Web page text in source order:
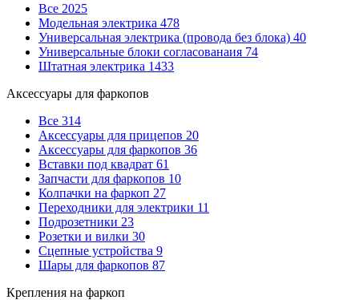
Все 2025
Модельная электрика 478
Универсальная электрика (провода без блока) 40
Универсальные блоки согласованаия 74
Штатная электрика 1433
Аксессуары для фаркопов
Все 314
Аксессуары для прицепов 20
Аксессуары для фаркопов 36
Вставки под квадрат 61
Запчасти для фаркопов 10
Колпачки на фаркоп 27
Переходники для электрики 11
Подрозетники 23
Розетки и вилки 30
Сцепные устройства 9
Шары для фаркопов 87
Крепления на фаркоп